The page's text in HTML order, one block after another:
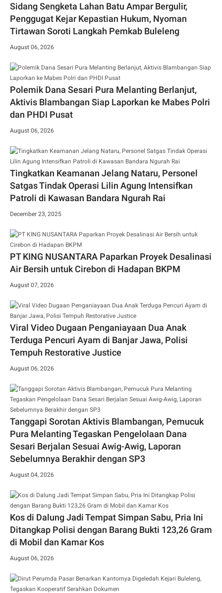
Sidang Sengketa Lahan Batu Ampar Bergulir,
Penggugat Kejar Kepastian Hukum, Nyoman
Tirtawan Soroti Langkah Pemkab Buleleng
August 06, 2026
Polemik Dana Sesari Pura Melanting Berlanjut,
Aktivis Blambangan Siap Laporkan ke Mabes Polri
dan PHDI Pusat
August 06, 2026
Tingkatkan Keamanan Jelang Nataru, Personel
Satgas Tindak Operasi Lilin Agung Intensifkan
Patroli di Kawasan Bandara Ngurah Rai
December 23, 2025
PT KING NUSANTARA Paparkan Proyek Desalinasi
Air Bersih untuk Cirebon di Hadapan BKPM
August 07, 2026
Viral Video Dugaan Penganiayaan Dua Anak
Terduga Pencuri Ayam di Banjar Jawa, Polisi
Tempuh Restorative Justice
August 06, 2026
Tanggapi Sorotan Aktivis Blambangan, Pemucuk
Pura Melanting Tegaskan Pengelolaan Dana
Sesari Berjalan Sesuai Awig-Awig, Laporan
Sebelumnya Berakhir dengan SP3
August 04, 2026
Kos di Dalung Jadi Tempat Simpan Sabu, Pria Ini
Ditangkap Polisi dengan Barang Bukti 123,26 Gram
di Mobil dan Kamar Kos
August 06, 2026